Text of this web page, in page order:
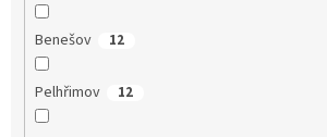
Benešov 12
Pelhřimov 12